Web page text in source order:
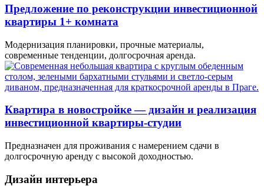
Предложение по реконструкции инвестиционной
квартиры 1+ комната
Модернизация планировки, прочные материалы,
современные тенденции, долгосрочная аренда.
Квартира в новостройке — дизайн и реализация
инвестиционной квартиры-студии
Предназначен для проживания с намерением сдачи в
долгосрочную аренду с высокой доходностью.
Дизайн интерьера